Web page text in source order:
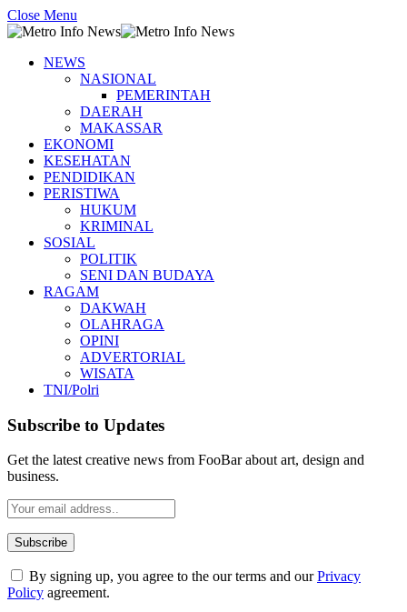
Close Menu
NEWS
NASIONAL
PEMERINTAH
DAERAH
MAKASSAR
EKONOMI
KESEHATAN
PENDIDIKAN
PERISTIWA
HUKUM
KRIMINAL
SOSIAL
POLITIK
SENI DAN BUDAYA
RAGAM
DAKWAH
OLAHRAGA
OPINI
ADVERTORIAL
WISATA
TNI/Polri
Subscribe to Updates
Get the latest creative news from FooBar about art, design and
business.
By signing up, you agree to the our terms and ourPrivacy
Policy agreement.